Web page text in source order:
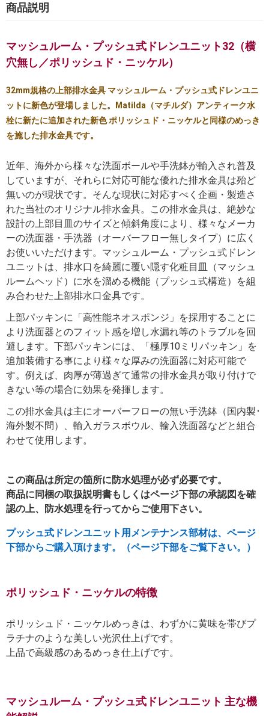
商品説明
マッシュルーム・プッシュ式ドレンユニット32（横
穴無し／ポリッシュド・ニッケル）
32mm規格の上部排水金具 マッシュルーム・プッシュ式ドレンユニ
ットに新色が登場しました。Matilda（マチルダ）アンティーク水
栓に新たに追加された新色 ポリッシュド・ニッケルと同様のめっき
を施した排水金具です。
近年、海外から様々な洗面ボールや手洗鉢が輸入され普及
していますが、それらに対応可能な優れた排水金具は殆ど
無いのが現状です。そんな現状に対応すべく企画・製造さ
れた当社のオリジナル排水金具。この排水金具は、絶妙な
設計の上部目皿のサイズと傾斜角度により、様々なメーカ
ーの洗面器・手洗器（オーバーフロー無しタイプ）に広く
お使いいただけます。マッシュルーム・プッシュ式ドレン
ユニットは、排水口を綺麗に覆い隠す化粧目皿（マッシュ
ルームヘッド）に水を溜める機能（プッシュ式構造）を組
み合わせた上部排水口金具です。
上部パッキンに「高性能ネオスポンジ」を採用することに
より洗面器とのフィット感を増し水漏れ等のトラブルを回
避します。下部パッキンには、「極厚10ミリパッキン」を
追加装備する事により様々な厚みの洗面器に対応可能で
す。例えば、肉厚が薄過ぎて通常の排水金具が取り付けで
きない等の場合に効果を発揮します。
この排水金具は主にオーバーフローの無い手洗鉢（国内製･
海外製不問）、輸入ガラスボウル、輸入洗面器などと組合
わせて使用します。
この商品は所定の箇所に防水処理が必ず必要です。
商品に同梱の取扱説明書もしくはページ下部の承認図を確
認の上、防水処理を行ってからご使用下さい。
プッシュ式ドレンユニット用メンテナンス部材は、ページ
下部からご購入頂けます。（ページ下部をご覧下さい。）
ポリッシュド・ニッケルの特徴
ポリッシュド・ニッケルめっきは、わずかに黄味を帯びプ
ラチナのような美しい光沢仕上げです。
上品で高級感のあるめっき仕上げです。
マッシュルーム・プッシュ式ドレンユニット 主な機